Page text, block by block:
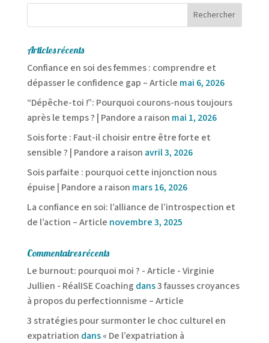
Articles récents
Confiance en soi des femmes : comprendre et
dépasser le confidence gap – Article mai 6, 2026
“Dépêche-toi !”: Pourquoi courons-nous toujours
après le temps ? | Pandore a raison mai 1, 2026
Sois forte : Faut-il choisir entre être forte et
sensible ? | Pandore a raison avril 3, 2026
Sois parfaite : pourquoi cette injonction nous
épuise | Pandore a raison mars 16, 2026
La confiance en soi: l’alliance de l’introspection et
de l’action – Article novembre 3, 2025
Commentaires récents
Le burnout: pourquoi moi ? - Article - Virginie
Jullien - RéalISE Coaching dans3 fausses croyances
à propos du perfectionnisme – Article
3 stratégies pour surmonter le choc culturel en
expatriation dans« De l’expatriation à